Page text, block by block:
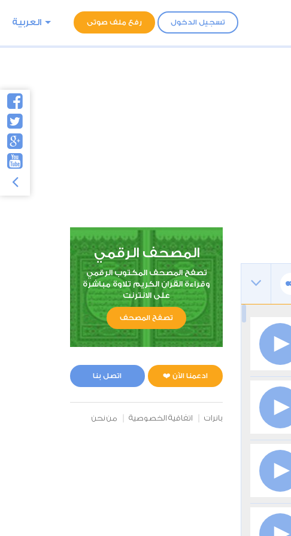
تسجيل الدخول رفع ملف صوتى العربية
المصحف الرقمي
تصفح المصحف المكتوب الرقمي
وقراءة القران الكريم تلاوة مباشرة
على الانترنت
تصفح المصحف
ادعمنا الآن ❤️ اتصل بنا
بانرات اتفاقية الخصوصية من نحن